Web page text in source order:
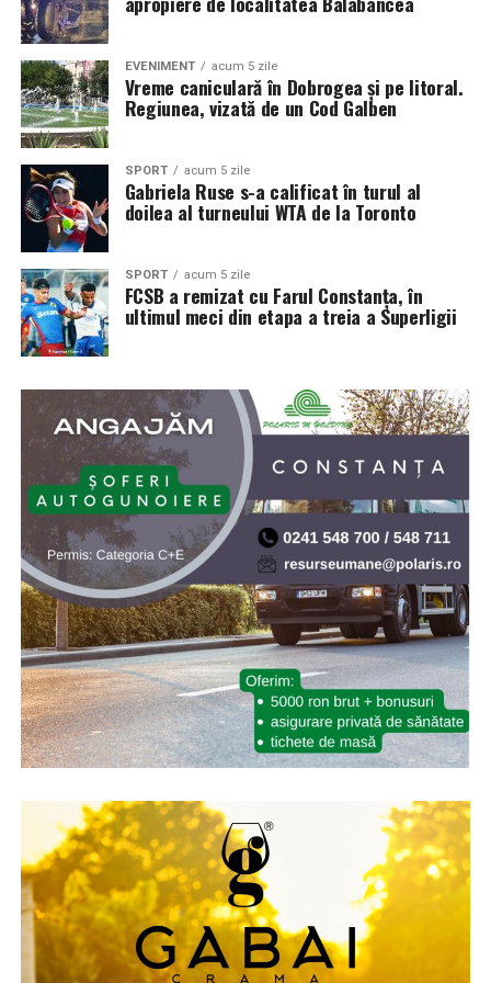
EVENIMENT acum 5 zile
Vreme caniculară în Dobrogea și pe litoral.
Regiunea, vizată de un Cod Galben
SPORT acum 5 zile
Gabriela Ruse s-a calificat în turul al
doilea al turneului WTA de la Toronto
SPORT acum 5 zile
FCSB a remizat cu Farul Constanța, în
ultimul meci din etapa a treia a Superligii